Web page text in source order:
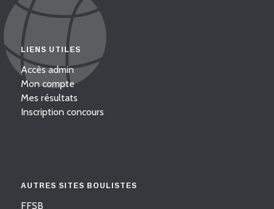
LIENS UTILES
Accès admin
Mon compte
Mes résultats
Inscription concours
AUTRES SITES BOULISTES
FFSB